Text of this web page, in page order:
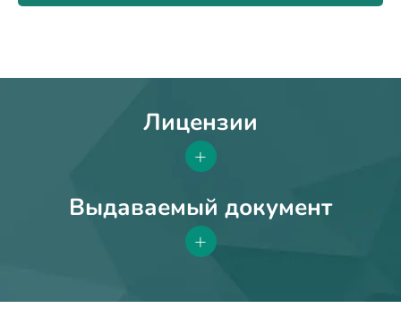
Лицензии
+
Выдаваемый документ
+